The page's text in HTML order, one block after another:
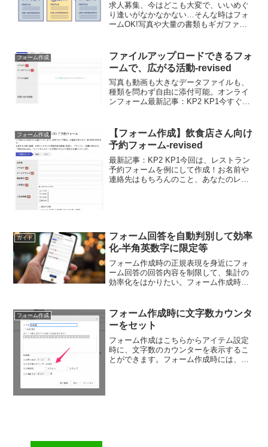
求人募集、今はどこも大変で、いいめぐ
り逢いがなかなかない…そんな時はフォ
ームOK!写真や大量の書類もギガファイ
確保しつつ、細かなやりとりも全てネッ
ト上ででき、非対面でも応募者の実力把
握が容易に。
フォーム作成
ファイルアップロードできるフォ
ームで、広がる活動-revised
写真も動画も大きなデータファイルも、
種類を問わず自由に添付可能。オンライ
ンフォーム最新記事：KP2 KP1今すぐお
を、今すぐ手軽に作成！お問い合わせフ
ォームに、画像その他...
フォーム作成
【フォーム作成】飲食店さん向け
予約フォーム-revised
最新記事：KP2 KP1今回は、レストラン
予約フォームを例にして作成！お名前や
連絡先はもちろんのこと、あなたのレス
ガイド
フォーム回答を自動判別して効率
化-半角英数字に限定等
フォーム作成時の正規表現を身近にフォ
ーム回答の回答内容を制限して、集計の
効率化をはかりたい。フォーム作成時
ンドユーザに修正をうながす機能があり
ます。さらに、全角や半角を...
フォーム作成
フォーム作成時に文字数カウンタ
ーをセット
フォーム作成はこちらからアイテム設定
時に、文字数のカウンターを表示するこ
とができます。フォーム作成時には、ア